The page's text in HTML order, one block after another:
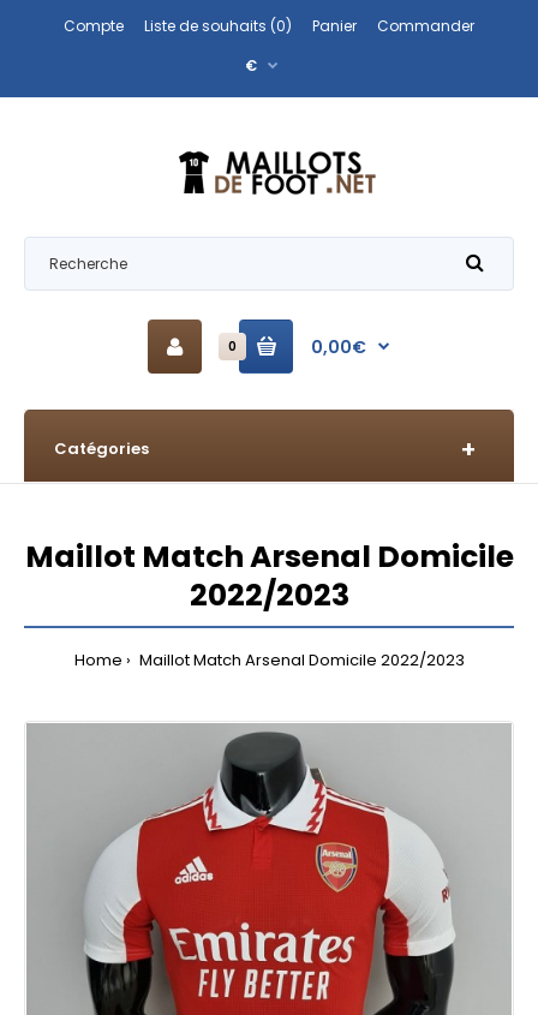
Compte Liste de souhaits (0) Panier
Commander
€
0 0,00€
Catégories
Maillot Match Arsenal Domicile
2022/2023
Home Maillot Match Arsenal Domicile 2022/2023